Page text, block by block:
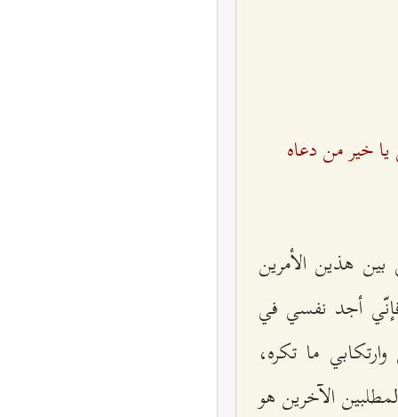
خير من دعاه
هذين الأمرين
فإنّي أجد نفسي في
ما تكره،
الآخرين هو